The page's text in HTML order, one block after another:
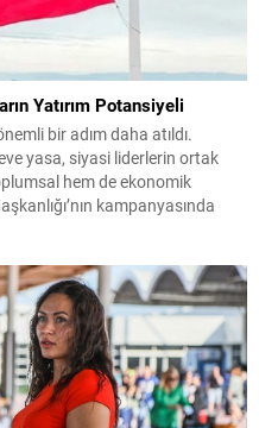
Yatırım Potansiyeli
bir adım daha atıldı.
yasa, siyasi liderlerin ortak
hem de ekonomik
kampanyasında
ortaya koyuyor. Hazırlanan